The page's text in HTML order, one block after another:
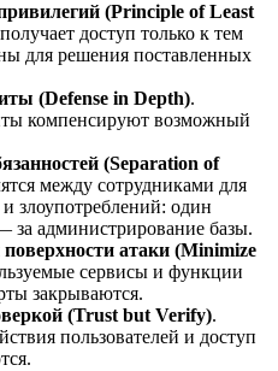
(Principle of Least
доступ только к тем
для решения поставленных
(Defense in Depth).
компенсируют возможный
(Separation of
между сотрудниками для
злоупотреблений: один
за администрирование базы.
атаки (Minimize
сервисы и функции
закрываются.
(Trust but Verify).
пользователей и доступ